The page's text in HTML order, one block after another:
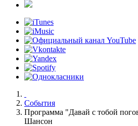
События
Программа "Давай с тобой
Шансон